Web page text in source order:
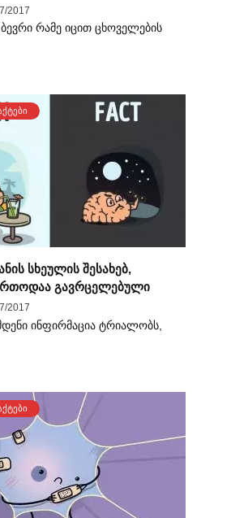
2017
რამე იცით ცხოველების
სხეულის შესახებ,
გავრცელებული
2017
ინფირმაცია ტრიალობს,